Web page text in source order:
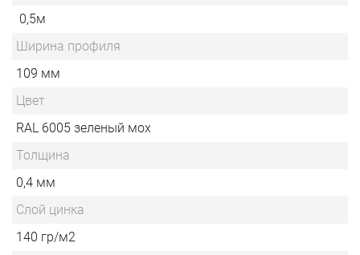
0,5м
Ширина профиля
109 мм
Цвет
RAL 6005 зеленый мох
Толщина
0,4 мм
Слой цинка
140 гр/м2